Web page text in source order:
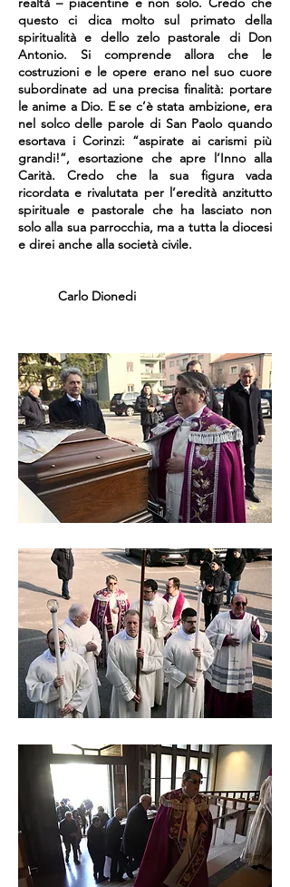
questo ci dica molto sul primato della
spiritualità e dello zelo pastorale di Don
Antonio. Si comprende allora che le
costruzioni e le opere erano nel suo cuore
subordinate ad una precisa finalità: portare
le anime a Dio. E se c’è stata ambizione, era
nel solco delle parole di San Paolo quando
esortava i Corinzi: “aspirate ai carismi più
grandi!”, esortazione che apre l’Inno alla
Carità. Credo che la sua figura vada
ricordata e rivalutata per l’eredità anzitutto
spirituale e pastorale che ha lasciato non
solo alla sua parrocchia, ma a tutta la diocesi
e direi anche alla società civile.
Carlo Dionedi